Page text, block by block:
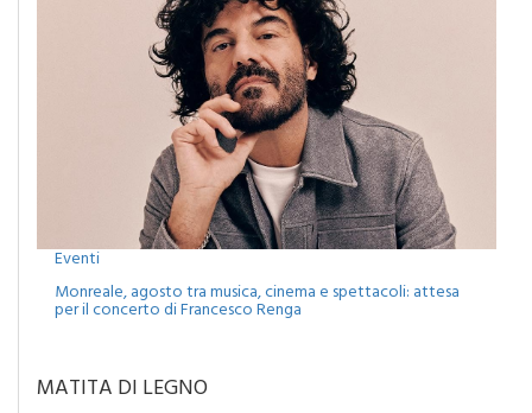
Eventi
Monreale, agosto tra musica, cinema e spettacoli: attesa
per il concerto di Francesco Renga
MATITA DI LEGNO